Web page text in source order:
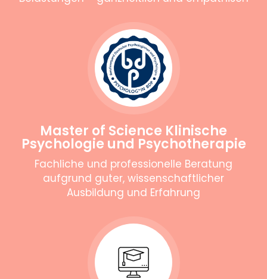
Master of Science Klinische
Psychologie und Psychotherapie
Fachliche und professionelle Beratung
aufgrund guter, wissenschaftlicher
Ausbildung und Erfahrung